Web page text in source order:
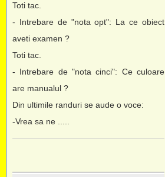
Toti tac.
- Intrebare de "nota opt": La ce obiect
aveti examen ?
Toti tac.
- Intrebare de "nota cinci": Ce culoare
are manualul ?
Din ultimile randuri se aude o voce:
-Vrea sa ne .....